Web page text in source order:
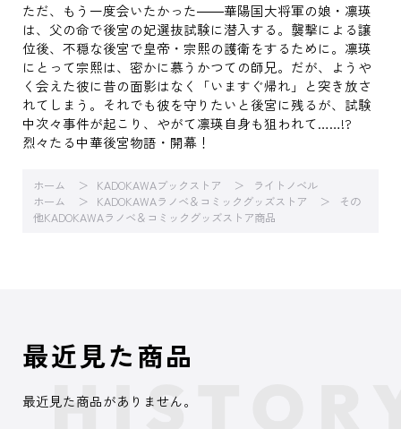
ただ、もう一度会いたかった――華陽国大将軍の娘・凛瑛
は、父の命で後宮の妃選抜試験に潜入する。襲撃による譲
位後、不穏な後宮で皇帝・宗熙の護衛をするために。凛瑛
にとって宗熙は、密かに慕うかつての師兄。だが、ようや
く会えた彼に昔の面影はなく「いますぐ帰れ」と突き放さ
れてしまう。それでも彼を守りたいと後宮に残るが、試験
中次々事件が起こり、やがて凛瑛自身も狙われて……!?
烈々たる中華後宮物語・開幕！
ホーム KADOKAWAブックストア
ライトノベル
ホーム
KADOKAWAラノベ＆コミックグッズストア
その
他KADOKAWAラノベ＆コミックグッズストア商品
最近見た商品
最近見た商品がありません。